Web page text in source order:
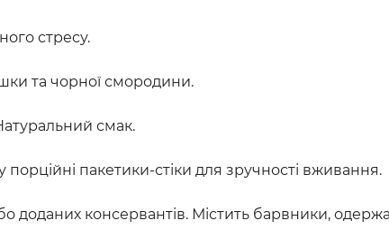
стресу.
та чорної смородини.
смак.
пакетики-стіки для зручності вживання.
доданих консервантів. Містить барвники,